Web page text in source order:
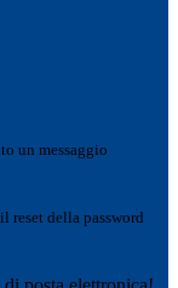
un messaggio
reset della password